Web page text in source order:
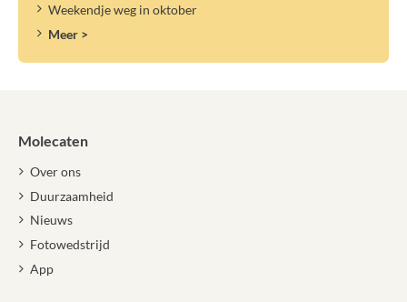
Weekendje weg in oktober
Meer >
Molecaten
Over ons
Duurzaamheid
Nieuws
Fotowedstrijd
App